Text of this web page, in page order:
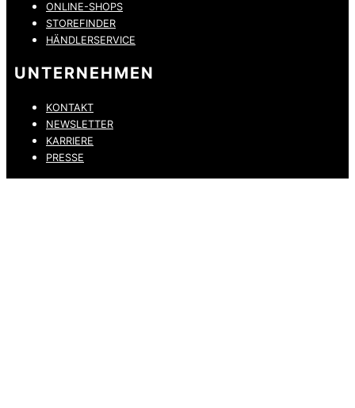
ONLINE-SHOPS
STOREFINDER
HÄNDLERSERVICE
UNTERNEHMEN
KONTAKT
NEWSLETTER
KARRIERE
PRESSE